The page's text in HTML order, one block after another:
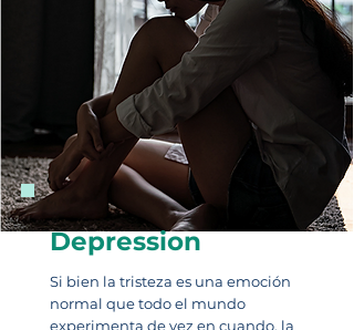
Depression
Si bien la tristeza es una emoción
normal que todo el mundo
experimenta de vez en cuando, la